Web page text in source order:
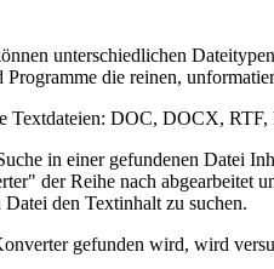
unterschiedlichen
die reinen,
Textdateien: DOC, DOCX,
in einer gefundenen Datei
der Reihe nach abgearbeitet
den Textinhalt zu suchen.
gefunden wird, wird